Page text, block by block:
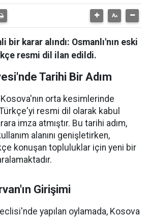
bir karar alındı: Osmanlı'nın eski
resmi dil ilan edildi.
Tarihi Bir Adım
orta kesimlerinde
resmi dil olarak kabul
imza atmıştır. Bu tarihi adım,
alanını genişletirken,
konuşan topluluklar için yeni bir
Girişimi
yapılan oylamada, Kosova